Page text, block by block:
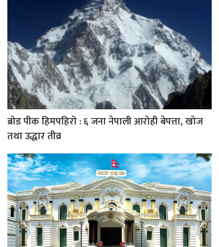
ब्रोड पीक हिमपहिरो : ६ जना नेपाली आरोही बेपत्ता, खोज
तथा उद्धार तीव्र